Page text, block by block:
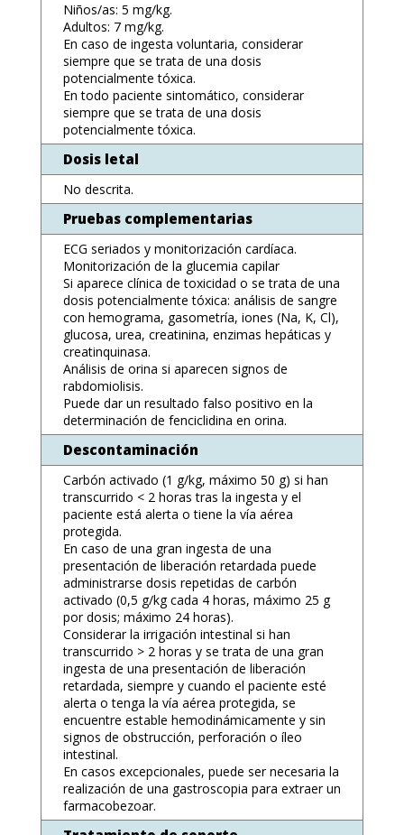
Niños/as: 5 mg/kg.
Adultos: 7 mg/kg.
En caso de ingesta voluntaria, considerar
siempre que se trata de una dosis
potencialmente tóxica.
En todo paciente sintomático, considerar
siempre que se trata de una dosis
potencialmente tóxica.
Dosis letal
No descrita.
Pruebas complementarias
ECG seriados y monitorización cardíaca.
Monitorización de la glucemia capilar
Si aparece clínica de toxicidad o se trata de una
dosis potencialmente tóxica: análisis de sangre
con hemograma, gasometría, iones (Na, K, Cl),
glucosa, urea, creatinina, enzimas hepáticas y
creatinquinasa.
Análisis de orina si aparecen signos de
rabdomiolisis.
Puede dar un resultado falso positivo en la
determinación de fenciclidina en orina.
Descontaminación
Carbón activado (1 g/kg, máximo 50 g) si han
transcurrido < 2 horas tras la ingesta y el
paciente está alerta o tiene la vía aérea
protegida.
En caso de una gran ingesta de una
presentación de liberación retardada puede
administrarse dosis repetidas de carbón
activado (0,5 g/kg cada 4 horas, máximo 25 g
por dosis; máximo 24 horas).
Considerar la irrigación intestinal si han
transcurrido > 2 horas y se trata de una gran
ingesta de una presentación de liberación
retardada, siempre y cuando el paciente esté
alerta o tenga la vía aérea protegida, se
encuentre estable hemodinámicamente y sin
signos de obstrucción, perforación o íleo
intestinal.
En casos excepcionales, puede ser necesaria la
realización de una gastroscopia para extraer un
farmacobezoar.